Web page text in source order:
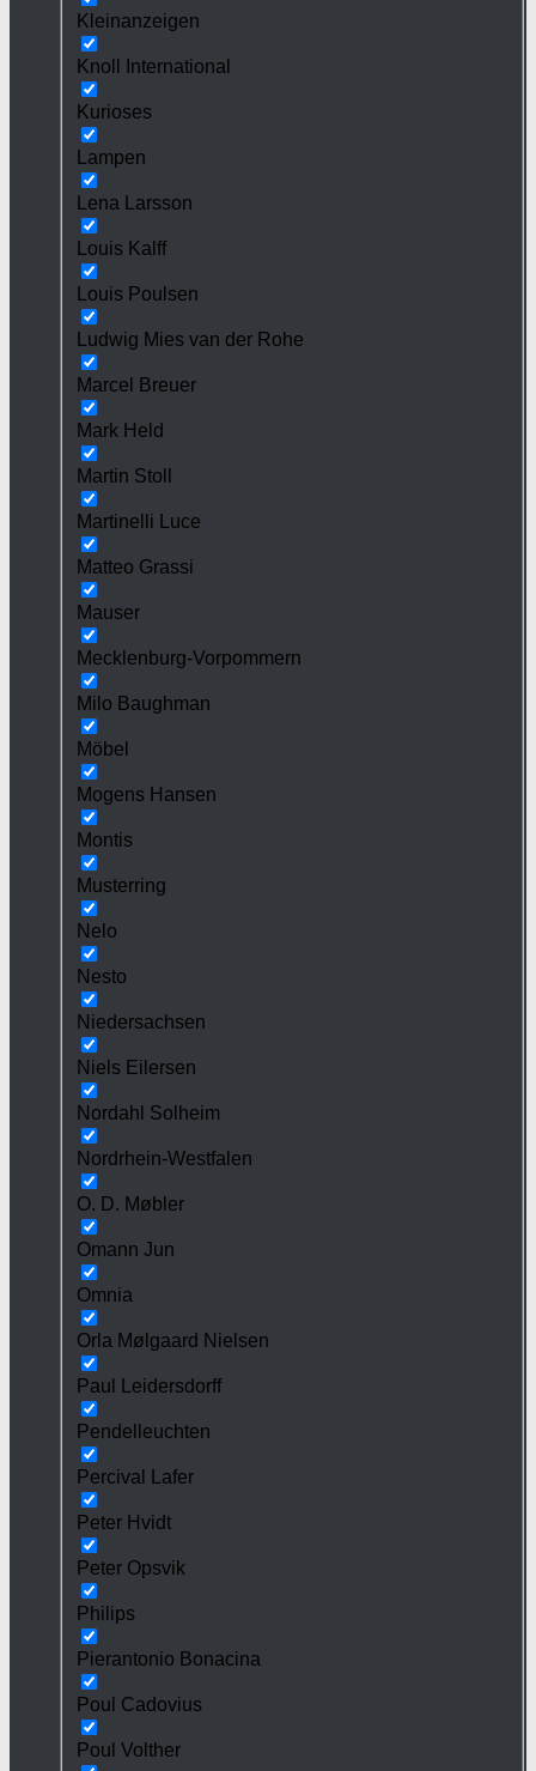
Kleinanzeigen
Knoll International
Kurioses
Lampen
Lena Larsson
Louis Kalff
Louis Poulsen
Ludwig Mies van der Rohe
Marcel Breuer
Mark Held
Martin Stoll
Martinelli Luce
Matteo Grassi
Mauser
Mecklenburg-Vorpommern
Milo Baughman
Möbel
Mogens Hansen
Montis
Musterring
Nelo
Nesto
Niedersachsen
Niels Eilersen
Nordahl Solheim
Nordrhein-Westfalen
O. D. Møbler
Omann Jun
Omnia
Orla Mølgaard Nielsen
Paul Leidersdorff
Pendelleuchten
Percival Lafer
Peter Hvidt
Peter Opsvik
Philips
Pierantonio Bonacina
Poul Cadovius
Poul Volther